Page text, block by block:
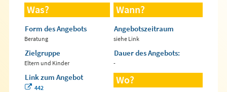
Was?
Form des Angebots
Beratung
Zielgruppe
Eltern und Kinder
Link zum Angebot
442
Wann?
Angebotszeitraum
siehe Link
Dauer des Angebots:
-
Wo?